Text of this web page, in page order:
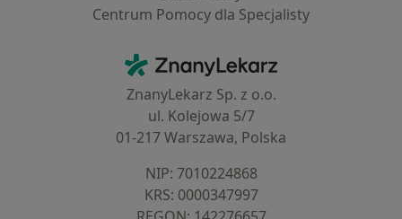
Centrum Pomocy dla Specjalisty
ZnanyLekarz - Strona główna
ZnanyLekarz Sp. z o.o.
ul. Kolejowa 5/7
01-217 Warszawa, Polska
NIP: ⁠7010224868
KRS: ⁠0000347997